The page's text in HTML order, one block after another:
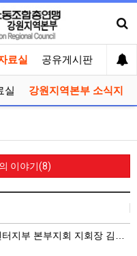
료실 공유게시판 선거
실 강원지역본부 소식지
이야기(8)
부 본부지회 지회장 김경희